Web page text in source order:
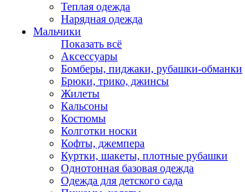
Теплая одежда
Нарядная одежда
Мальчики
Показать всё
Аксессуары
Бомберы, пиджаки, рубашки-обманки
Брюки, трико, джинсы
Жилеты
Кальсоны
Костюмы
Колготки носки
Кофты, джемпера
Куртки, шакеты, плотные рубашки
Однотонная базовая одежда
Одежда для детского сада